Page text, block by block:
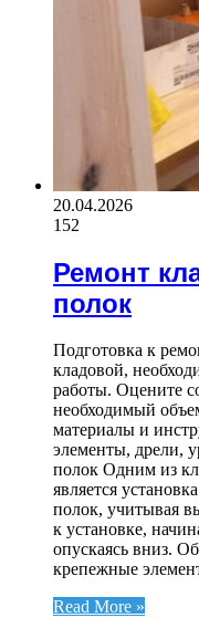
20.04.2026
152
Ремонт
полок
Подготовка к
кладовой,
работы. Оцените
необходимый
материалы и
элементы, дрели,
полок Одним из
является
полок, учитывая
к установке,
опускаясь вниз.
крепежные
Read More »